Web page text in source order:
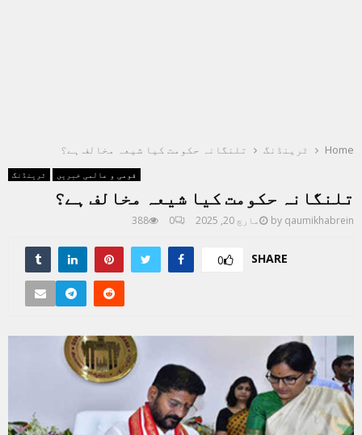
Home ٹرینڈنگ تلنگانہ حکومت کیا شیعہ مخالف ہے؟
ٹرینڈنگ قومی و عالمی خبریں
تلنگانہ حکومت کیا شیعہ مخالف ہے؟
by qaumikhabrein مارچ 20, 2025 0
388
SHARE
0